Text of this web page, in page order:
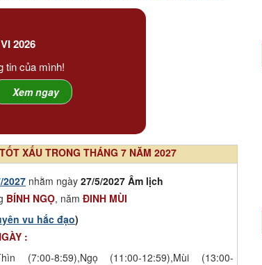
2026
tin của mình!
XẤU TRONG THÁNG 7 NĂM 2027
2027 nhằm ngày 27/5/2027 Âm lịch
BÍNH NGỌ, năm ĐINH MÙI
vu hắc đạo)
:
(7:00-8:59),Ngọ (11:00-12:59),Mùi (13:00-